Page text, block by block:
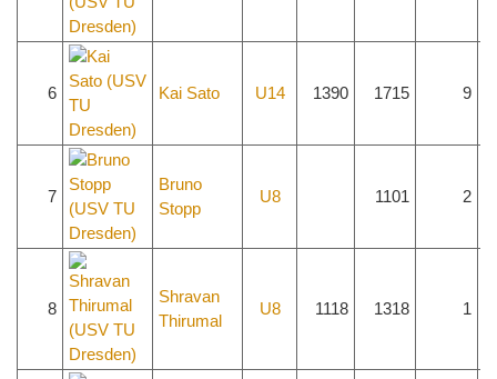
6 Kai Sato U14 1390 1715 9
7
Bruno
Stopp
U8 1101 2
8
Shravan
Thirumal
U8 1118 1318 1